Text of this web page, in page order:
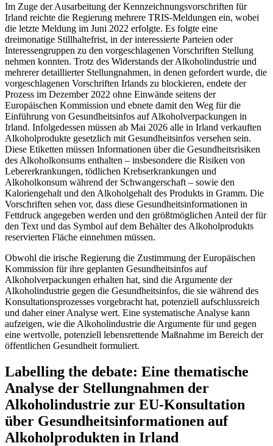
Im Zuge der Ausarbeitung der Kennzeichnungsvorschriften für
Irland reichte die Regierung mehrere TRIS-Meldungen ein, wobei
die letzte Meldung im Juni 2022 erfolgte. Es folgte eine
dreimonatige Stillhaltefrist, in der interessierte Parteien oder
Interessengruppen zu den vorgeschlagenen Vorschriften Stellung
nehmen konnten. Trotz des Widerstands der Alkoholindustrie und
mehrerer detaillierter Stellungnahmen, in denen gefordert wurde, die
vorgeschlagenen Vorschriften Irlands zu blockieren, endete der
Prozess im Dezember 2022 ohne Einwände seitens der
Europäischen Kommission und ebnete damit den Weg für die
Einführung von Gesundheitsinfos auf Alkoholverpackungen in
Irland. Infolgedessen müssen ab Mai 2026 alle in Irland verkauften
Alkoholprodukte gesetzlich mit Gesundheitsinfos versehen sein.
Diese Etiketten müssen Informationen über die Gesundheitsrisiken
des Alkoholkonsums enthalten – insbesondere die Risiken von
Lebererkrankungen, tödlichen Krebserkrankungen und
Alkoholkonsum während der Schwangerschaft – sowie den
Kaloriengehalt und den Alkoholgehalt des Produkts in Gramm. Die
Vorschriften sehen vor, dass diese Gesundheitsinformationen in
Fettdruck angegeben werden und den größtmöglichen Anteil der für
den Text und das Symbol auf dem Behälter des Alkoholprodukts
reservierten Fläche einnehmen müssen.
Obwohl die irische Regierung die Zustimmung der Europäischen
Kommission für ihre geplanten Gesundheitsinfos auf
Alkoholverpackungen erhalten hat, sind die Argumente der
Alkoholindustrie gegen die Gesundheitsinfos, die sie während des
Konsultationsprozesses vorgebracht hat, potenziell aufschlussreich
und daher einer Analyse wert. Eine systematische Analyse kann
aufzeigen, wie die Alkoholindustrie die Argumente für und gegen
eine wertvolle, potenziell lebensrettende Maßnahme im Bereich der
öffentlichen Gesundheit formuliert.
Labelling the debate: Eine thematische
Analyse der Stellungnahmen der
Alkoholindustrie zur EU-Konsultation
über Gesundheitsinformationen auf
Alkoholprodukten in Irland